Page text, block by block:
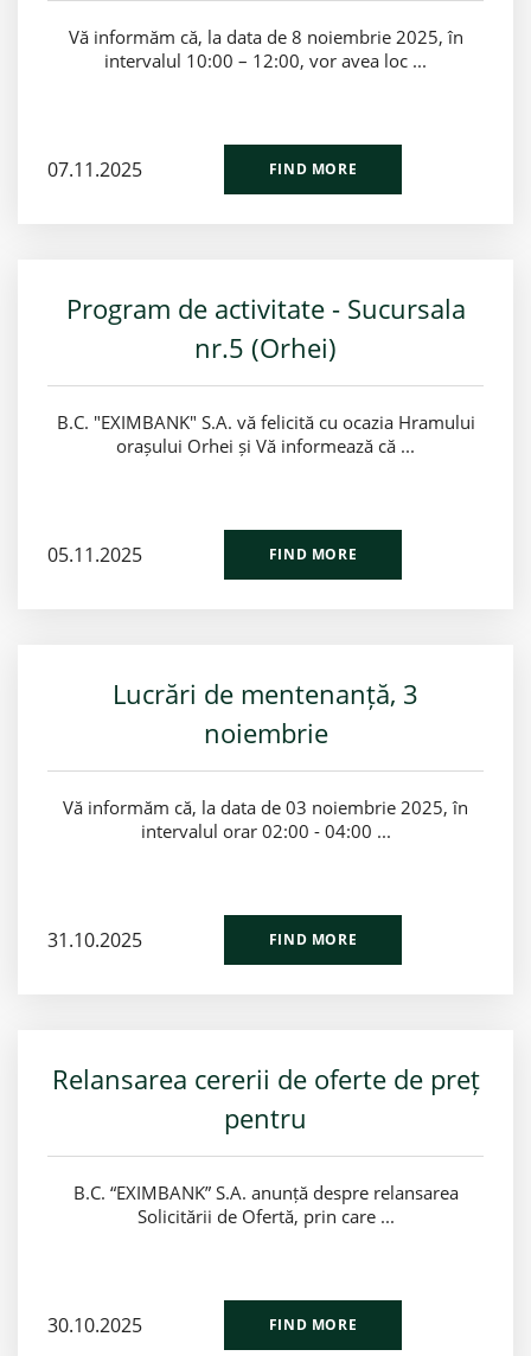
Vă informăm că, la data de 8 noiembrie 2025, în
intervalul 10:00 – 12:00, vor avea loc ...
07.11.2025 FIND MORE
Program de activitate - Sucursala
nr.5 (Orhei)
B.C. "EXIMBANK" S.A. vă felicită cu ocazia Hramului
orașului Orhei și Vă informează că ...
05.11.2025 FIND MORE
Lucrări de mentenanță, 3
noiembrie
Vă informăm că, la data de 03 noiembrie 2025, în
intervalul orar 02:00 - 04:00 ...
31.10.2025 FIND MORE
Relansarea cererii de oferte de preț
pentru
B.C. “EXIMBANK” S.A. anunță despre relansarea
Solicitării de Ofertă, prin care ...
30.10.2025 FIND MORE